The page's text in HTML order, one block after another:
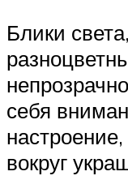
Блики
себя
вокруг